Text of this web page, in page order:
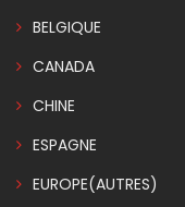
BELGIQUE
CANADA
CHINE
ESPAGNE
EUROPE(AUTRES)